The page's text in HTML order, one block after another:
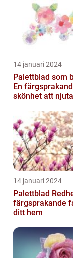
14 januari 2024
Palettblad som
En
skönhet att
14 januari 2024
Palettblad
färgsprakande
ditt hem